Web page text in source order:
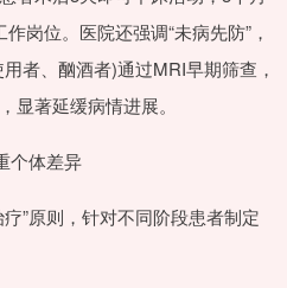
岗位。医院还强调“未病先防”，
者、酗酒者)通过MRI早期筛查，
显著延缓病情进展。
个体差异
”原则，针对不同阶段患者制定